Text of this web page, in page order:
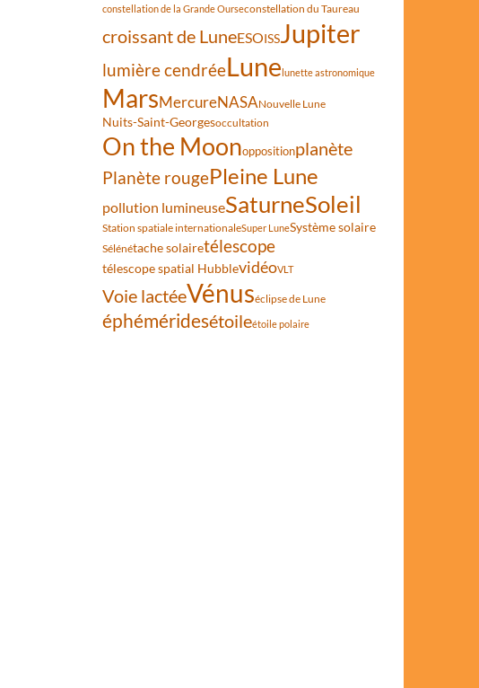
constellation de la Grande Ourseconstellation du Taureau
croissant de LuneESOISSJupiter
lumière cendréeLunelunette astronomique
MarsMercureNASANouvelle Lune
Nuits-Saint-Georgesoccultation
On the Moonoppositionplanète
Planète rougePleine Lune
pollution lumineuseSaturneSoleil
Station spatiale internationaleSuper LuneSystème solaire
Sélénétache solairetélescope
télescope spatial HubblevidéoVLT
Voie lactéeVénuséclipse de Lune
éphéméridesétoileétoile polaire